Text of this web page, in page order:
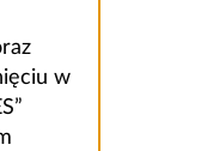
w